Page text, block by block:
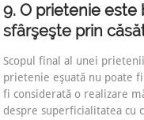
9. O prietenie este
sfârşeşte prin
Scopul final al unei
prietenie eşuată nu poate
fi considerată o realizare
despre superficialitatea cu